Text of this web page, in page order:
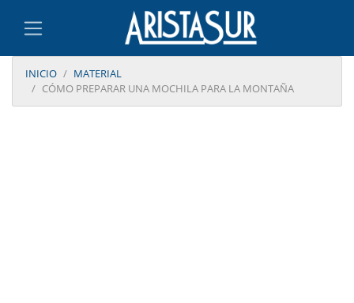
INICIO
MATERIAL
CÓMO PREPARAR UNA MOCHILA PARA LA MONTAÑA